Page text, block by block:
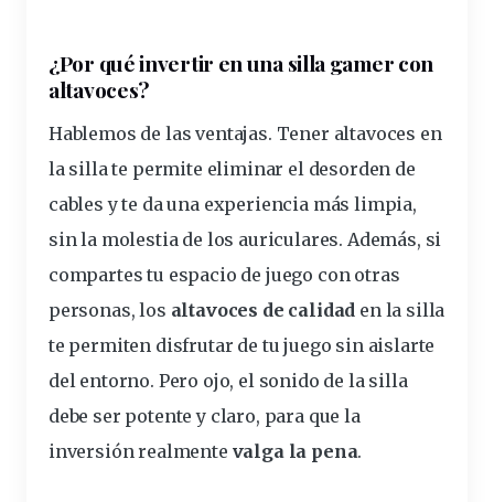
¿Por quéinvertir en una silla gamer con
altavoces?
Hablemos de lasventajas. Tener altavoces en
la silla te permite eliminar el desorden de
cables y te da una experiencia más limpia,
sin la molestia de los auriculares. Además, si
compartes tu espacio de juego con otras
personas, los altavoces de calidad en la silla
te permiten disfrutar de tu juego sin aislarte
del entorno. Pero ojo, el sonido de la silla
debe ser potente y claro, para que la
inversión realmente valga la pena.